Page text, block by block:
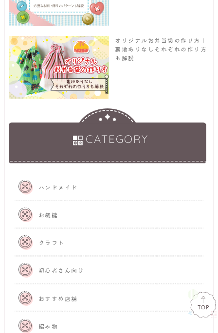
オリジナルお弁当袋の作り方｜
裏地ありなしそれぞれの作り方
も解説
CATEGORY
ハンドメイド
お裁縫
クラフト
初心者さん向け
おすすめ店舗
編み物